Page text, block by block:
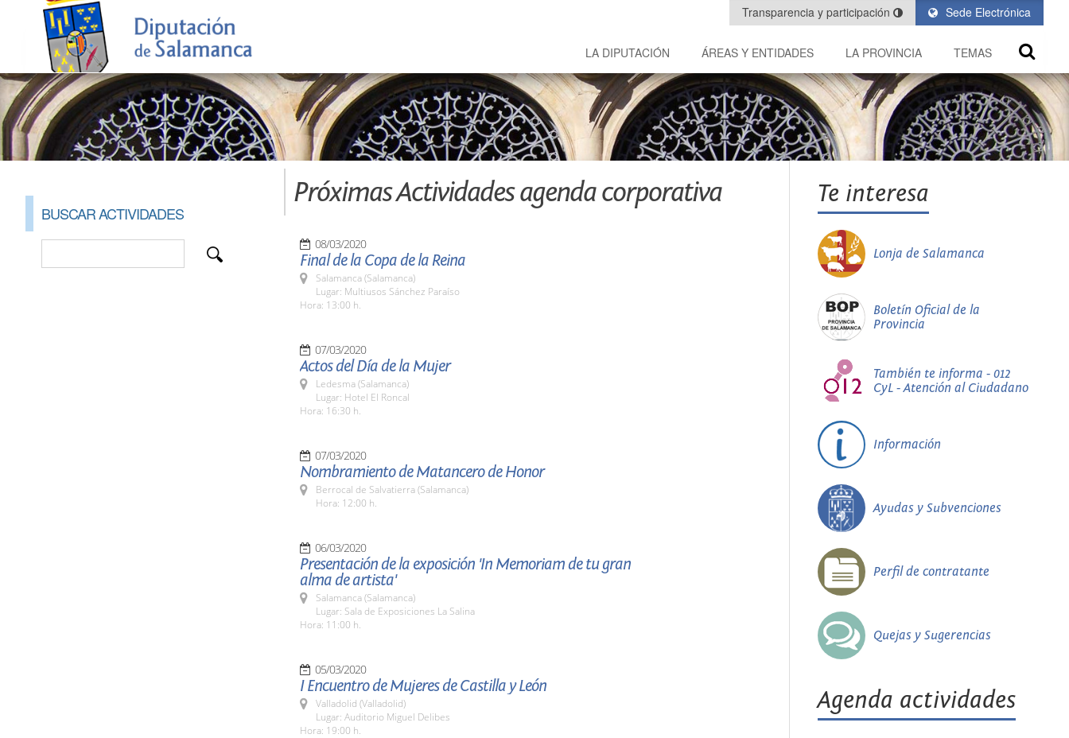
Sede Electrónica
Transparencia y participación
LA DIPUTACIÓN ÁREAS Y ENTIDADES LA PROVINCIA TEMAS
BUSCAR ACTIVIDADES
Próximas Actividades agenda corporativa
08/03/2020
Final de la Copa de la Reina
Salamanca (Salamanca)
Lugar: Multiusos Sánchez Paraíso
Hora: 13:00 h.
07/03/2020
Actos del Día de la Mujer
Ledesma (Salamanca)
Lugar: Hotel El Roncal
Hora: 16:30 h.
07/03/2020
Nombramiento de Matancero de Honor
Berrocal de Salvatierra (Salamanca)
Hora: 12:00 h.
06/03/2020
Presentación de la exposición 'In Memoriam de tu gran
alma de artista'
Salamanca (Salamanca)
Lugar: Sala de Exposiciones La Salina
Hora: 11:00 h.
05/03/2020
I Encuentro de Mujeres de Castilla y León
Valladolid (Valladolid)
Lugar: Auditorio Miguel Delibes
Hora: 19:00 h.
Te interesa
Lonja de Salamanca
Boletín Oficial de la
Provincia
También te informa - 012
CyL - Atención al Ciudadano
Información
Ayudas y Subvenciones
Perfil de contratante
Quejas y Sugerencias
Agenda actividades